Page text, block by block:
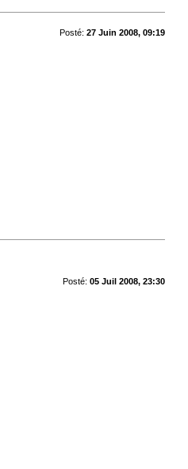
Posté: 27 Juin 2008, 09:19
Posté: 05 Juil 2008, 23:30